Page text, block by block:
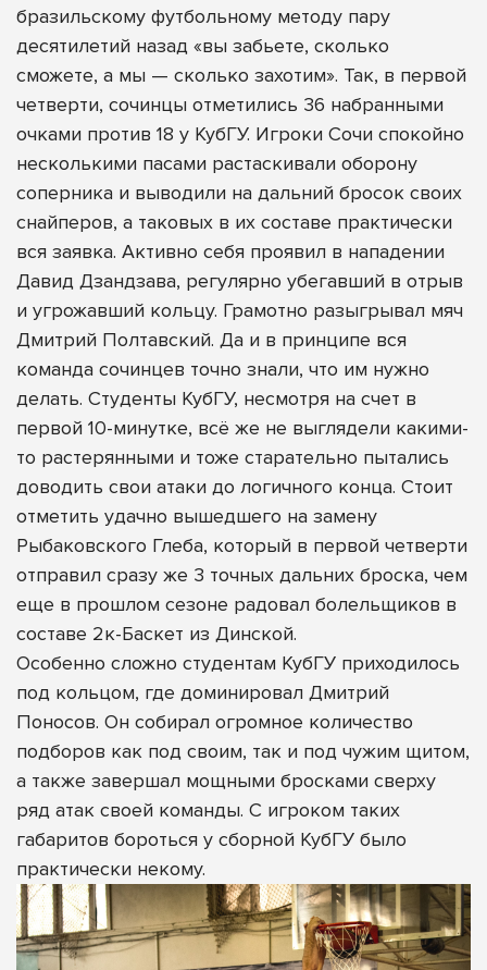
бразильскому футбольному методу пару
десятилетий назад «вы забьете, сколько
сможете, а мы — сколько захотим». Так, в первой
четверти, сочинцы отметились 36 набранными
очками против 18 у КубГУ. Игроки Сочи спокойно
несколькими пасами растаскивали оборону
соперника и выводили на дальний бросок своих
снайперов, а таковых в их составе практически
вся заявка. Активно себя проявил в нападении
Давид Дзандзава, регулярно убегавший в отрыв
и угрожавший кольцу. Грамотно разыгрывал мяч
Дмитрий Полтавский. Да и в принципе вся
команда сочинцев точно знали, что им нужно
делать. Студенты КубГУ, несмотря на счет в
первой 10-минутке, всё же не выглядели какими-
то растерянными и тоже старательно пытались
доводить свои атаки до логичного конца. Стоит
отметить удачно вышедшего на замену
Рыбаковского Глеба, который в первой четверти
отправил сразу же 3 точных дальних броска, чем
еще в прошлом сезоне радовал болельщиков в
составе 2к-Баскет из Динской.
Особенно сложно студентам КубГУ приходилось
под кольцом, где доминировал Дмитрий
Поносов. Он собирал огромное количество
подборов как под своим, так и под чужим щитом,
а также завершал мощными бросками сверху
ряд атак своей команды. С игроком таких
габаритов бороться у сборной КубГУ было
практически некому.